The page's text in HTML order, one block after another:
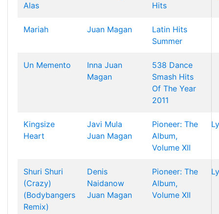
Alas
Hits
Mariah Juan Magan
Latin Hits
Summer
Un Memento Inna Juan
Magan
538 Dance
Smash Hits
Of The Year
2011
Kingsize
Heart
Javi Mula
Juan Magan
Pioneer: The
Album,
Volume XII
Shuri Shuri
(Crazy)
(Bodybangers
Remix)
Denis
Naidanow
Juan Magan
Pioneer: The
Album,
Volume XII